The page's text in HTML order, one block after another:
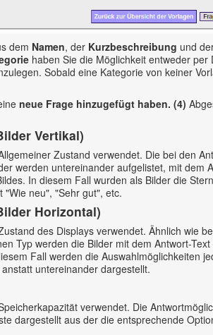
dem Namen, der Kurzbeschreibung und
haben Sie die Möglichkeit entweder per
Sobald eine Kategorie von keiner
neue Frage hinzugefügt haben. (4)
Vertikal)
Zustand verwendet. Die bei den
werden untereinander aufgelistet, mit dem
In diesem Fall wurden als Bilder die
"Wie neu", "Sehr gut", etc.
Horizontal)
des Displays verwendet. Ähnlich wie
Typ werden die Bilder mit dem Antwort-
Fall werden die Auswahlmöglichkeiten
untereinander dargestellt.
verwendet. Die
dargestellt aus der die entsprechende